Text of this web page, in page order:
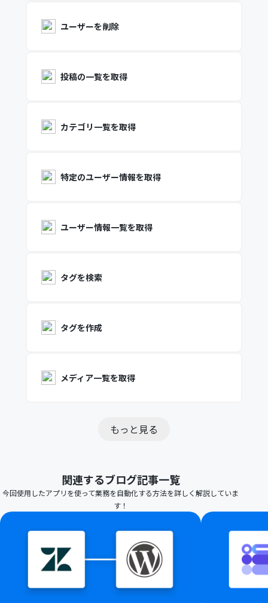
ユーザーを削除
投稿の一覧を取得
カテゴリ一覧を取得
特定のユーザー情報を取得
ユーザー情報一覧を取得
タグを検索
タグを作成
メディア一覧を取得
もっと見る
関連するブログ記事一覧
今回使用したアプリを使って業務を自動化する方法を詳しく解説していま
す！